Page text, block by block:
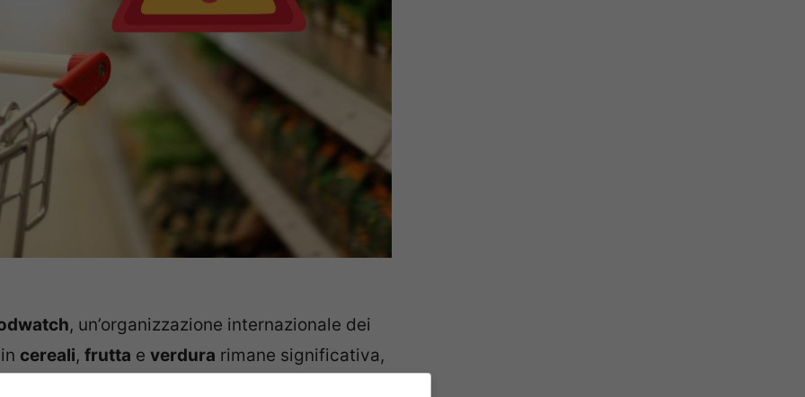
, un’organizzazione internazionale dei
cereali, frutta e verdura rimane significativa,
delle politiche adottate dalle catene di